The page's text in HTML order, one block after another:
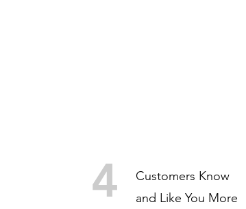
4
Customers Know
and Like You More